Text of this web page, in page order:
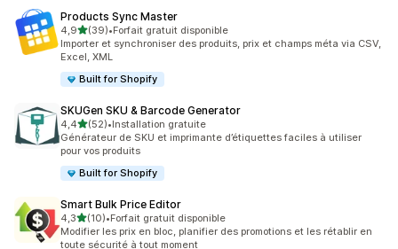
Products Sync Master
4,9étoile(s) sur 5
(39)
39 avis au total
•Forfait gratuit disponible
Importer et synchroniser des produits, prix et champs méta via CSV,
Excel, XML
Built for Shopify
SKUGen SKU & Barcode Generator
4,4étoile(s) sur 5
(52)
52 avis au total
•Installation gratuite
Générateur de SKU et imprimante d’étiquettes faciles à utiliser
pour vos produits
Built for Shopify
Smart Bulk Price Editor
4,3étoile(s) sur 5
(10)
10 avis au total
•Forfait gratuit disponible
Modifier les prix en bloc, planifier des promotions et les rétablir en
toute sécurité à tout moment